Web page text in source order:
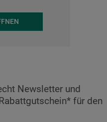
Newsletter und
für den